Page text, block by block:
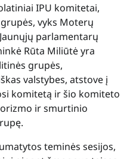
IPU komitetai,
vyks Moterų
parlamentarų
Rūta Miliūtė yra
grupės,
valstybes, atstove į
komitetą ir šio komiteto
ir smurtinio
teminės sesijos,